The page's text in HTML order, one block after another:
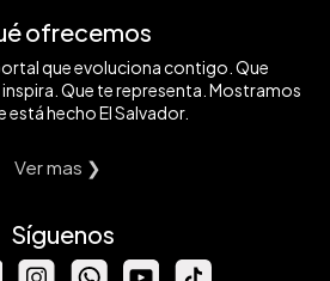
ofrecemos
que evoluciona contigo. Que
Que te representa. Mostramos
está hecho El Salvador.
Ver mas ❯
Síguenos